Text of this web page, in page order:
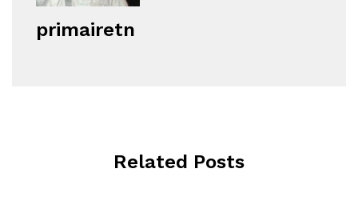
primairetn
Related Posts